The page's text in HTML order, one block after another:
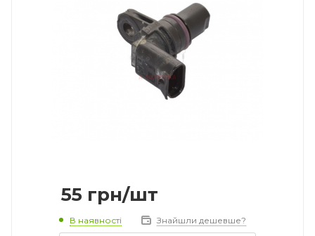
55 грн/шт
В наявності Знайшли дешевше?